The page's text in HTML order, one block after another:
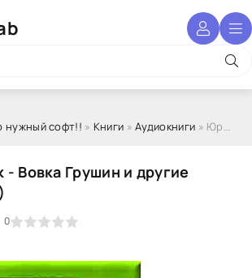
нужный софт!! » Книги »Аудиокниги » Юрий Сотник - Вовка Грушин и другие (Аудиокнига)
Вовка Грушин и другие
0